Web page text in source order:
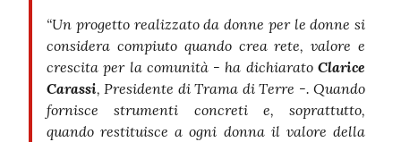
“Un progetto realizzato da donne per le donne si
considera compiuto quando crea rete, valore e
crescita per la comunità - ha dichiarato Clarice
Carassi, Presidente di Trama di Terre -. Quando
fornisce strumenti concreti e, soprattutto,
quando restituisce a ogni donna il valore della